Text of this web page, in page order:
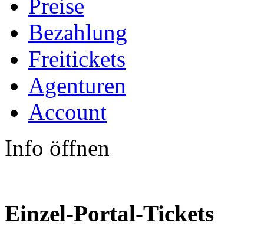
Preise
Bezahlung
Freitickets
Agenturen
Account
Info öffnen
Einzel-Portal-Tickets